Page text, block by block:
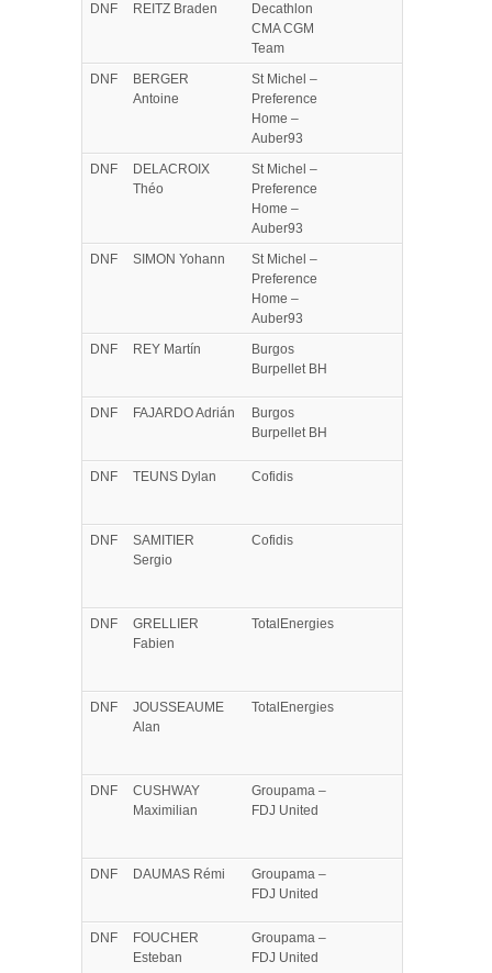
DNF
REITZ Braden
Decathlon
CMA CGM
Team
DNF
BERGER
Antoine
St Michel –
Preference
Home –
Auber93
DNF
DELACROIX
Théo
St Michel –
Preference
Home –
Auber93
DNF
SIMON Yohann
St Michel –
Preference
Home –
Auber93
DNF
REY Martín
Burgos
Burpellet BH
DNF FAJARDOAdrián
Burgos
Burpellet BH
DNF TEUNS Dylan Cofidis
DNF
SAMITIER
Sergio
Cofidis
DNF
GRELLIER
Fabien
TotalEnergies
DNF
JOUSSEAUME
Alan
TotalEnergies
DNF
CUSHWAY
Maximilian
Groupama –
FDJ United
DNF DAUMAS Rémi
Groupama –
FDJ United
DNF
FOUCHER
Esteban
Groupama –
FDJ United